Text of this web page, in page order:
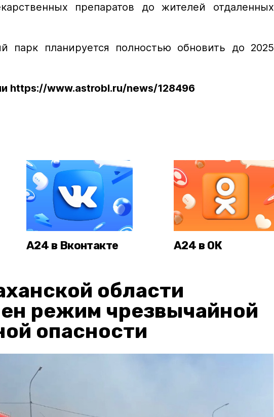
препаратов до жителей отдаленных
парк планируется полностью обновить до 2025
https://www.astrobl.ru/news/128496
А24 в Вконтакте А24 в ОК
области
режим чрезвычайной
опасности